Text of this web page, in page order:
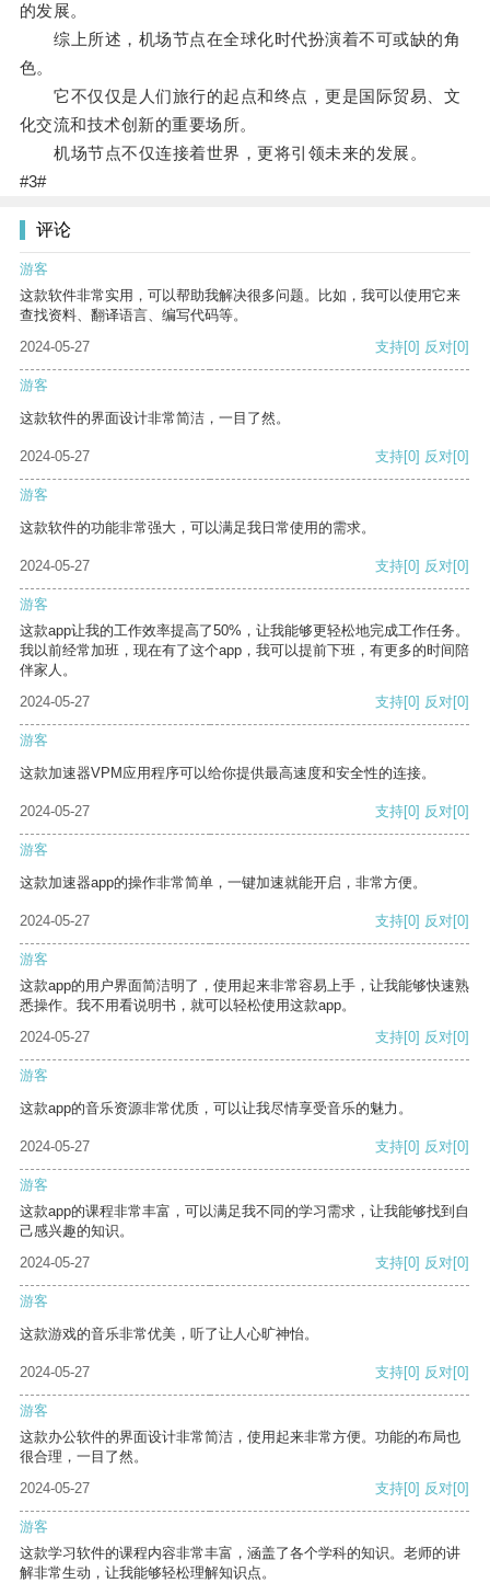
的发展。
综上所述，机场节点在全球化时代扮演着不可或缺的角
色。
它不仅仅是人们旅行的起点和终点，更是国际贸易、文
化交流和技术创新的重要场所。
机场节点不仅连接着世界，更将引领未来的发展。
#3#
评论
游客
这款软件非常实用，可以帮助我解决很多问题。比如，我可以使用它来
查找资料、翻译语言、编写代码等。
2024-05-27
支持[0] 反对[0]
游客
这款软件的界面设计非常简洁，一目了然。
2024-05-27 支持[0] 反对[0]
游客
这款软件的功能非常强大，可以满足我日常使用的需求。
2024-05-27 支持[0] 反对[0]
游客
这款app让我的工作效率提高了50%，让我能够更轻松地完成工作任务。
我以前经常加班，现在有了这个app，我可以提前下班，有更多的时间陪
伴家人。
2024-05-27
支持[0] 反对[0]
游客
这款加速器VPM应用程序可以给你提供最高速度和安全性的连接。
2024-05-27 支持[0] 反对[0]
游客
这款加速器app的操作非常简单，一键加速就能开启，非常方便。
2024-05-27 支持[0] 反对[0]
游客
这款app的用户界面简洁明了，使用起来非常容易上手，让我能够快速熟
悉操作。我不用看说明书，就可以轻松使用这款app。
2024-05-27
支持[0] 反对[0]
游客
这款app的音乐资源非常优质，可以让我尽情享受音乐的魅力。
2024-05-27 支持[0] 反对[0]
游客
这款app的课程非常丰富，可以满足我不同的学习需求，让我能够找到自
己感兴趣的知识。
2024-05-27
支持[0] 反对[0]
游客
这款游戏的音乐非常优美，听了让人心旷神怡。
2024-05-27 支持[0] 反对[0]
游客
这款办公软件的界面设计非常简洁，使用起来非常方便。功能的布局也
很合理，一目了然。
2024-05-27
支持[0] 反对[0]
游客
这款学习软件的课程内容非常丰富，涵盖了各个学科的知识。老师的讲
解非常生动，让我能够轻松理解知识点。